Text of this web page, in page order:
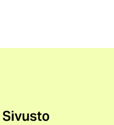
Sivusto